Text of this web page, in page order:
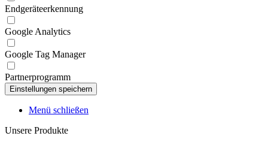
Endgeräteerkennung
Google Analytics
Google Tag Manager
Partnerprogramm
Menü schließen
Unsere Produkte